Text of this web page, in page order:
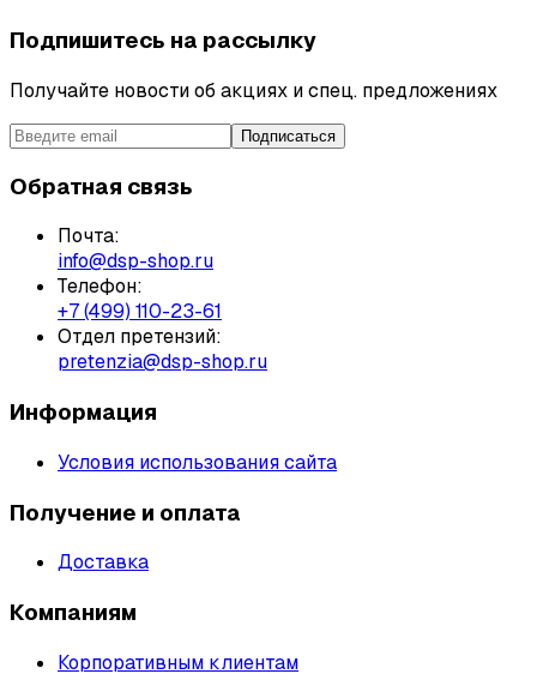
Подпишитесь на рассылку
Получайте новости об акциях и спец. предложениях
Подписаться
Обратная связь
Почта:
info@dsp-shop.ru
Телефон:
+7 (499) 110-23-61
Отдел претензий:
pretenzia@dsp-shop.ru
Информация
Условия использования сайта
Получение и оплата
Доставка
Компаниям
Корпоративным клиентам